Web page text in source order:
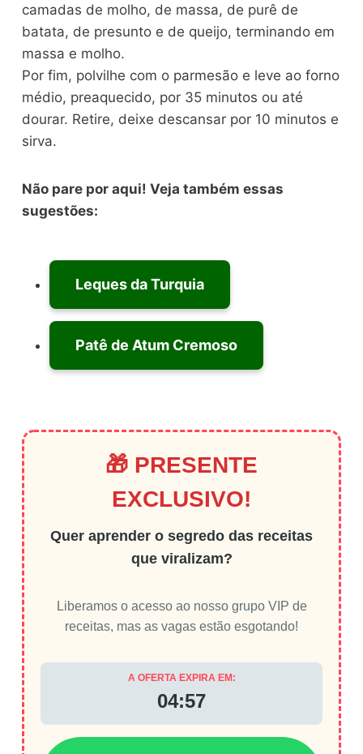
camadas de molho, de massa, de purê de
batata, de presunto e de queijo, terminando em
massa e molho.
Por fim, polvilhe com o parmesão e leve ao forno
médio, preaquecido, por 35 minutos ou até
dourar. Retire, deixe descansar por 10 minutos e
sirva.
Não pare por aqui! Veja também essas
sugestões:
Leques da Turquia
Patê de Atum Cremoso
🎁 PRESENTE
EXCLUSIVO!
Quer aprender o segredo das receitas
que viralizam?
Liberamos o acesso ao nosso grupo VIP de
receitas, mas as vagas estão esgotando!
A OFERTA EXPIRA EM:
04:56